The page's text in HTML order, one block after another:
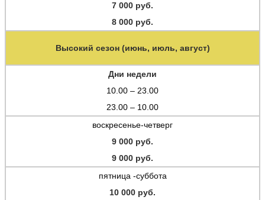
7 000 руб.
8 000 руб.
Высокий сезон (июнь, июль, август)
Дни недели
10.00 – 23.00
23.00 – 10.00
воскресенье-четверг
9 000 руб.
9 000 руб.
пятница -суббота
10 000 руб.